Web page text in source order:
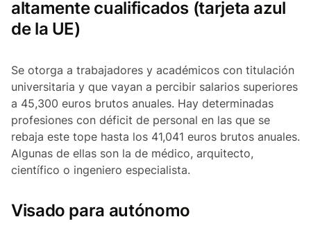
altamente cualificados (tarjeta azul
de la UE)
Se otorga a trabajadores y académicos con titulación
universitaria y que vayan a percibir salarios superiores
a 45,300 euros brutos anuales. Hay determinadas
profesiones con déficit de personal en las que se
rebaja este tope hasta los 41,041 euros brutos anuales.
Algunas de ellas son la de médico, arquitecto,
científico o ingeniero especialista.
Visado para autónomo